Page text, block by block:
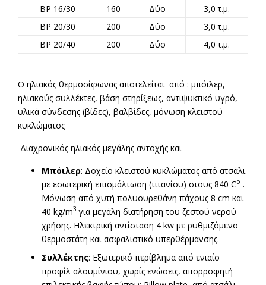
BP 16/30
160 Δύο
3,0 τ.μ.
BP 20/30
200 Δύο
3,0 τ.μ.
BP 20/40
200 Δύο 4,0 τ.μ.
Ο ηλιακός θερμοσίφωνας αποτελείται από : μπόιλερ,
ηλιακούς συλλέκτες, βάση στηρίξεως, αντιψυκτικό υγρό,
υλικά σύνδεσης (βίδες), βαλβίδες, μόνωση κλειστού
κυκλώματος
Διαχρονικός ηλιακός μεγάλης αντοχής και
Μπόιλερ: Δοχείο κλειστού κυκλώματος από ατσάλι
με εσωτερική επισμάλτωση (τιτανίου) στους 840 Co .
Μόνωση από χυτή πολυουρεθάνη πάχους 8 cm και
40 kg/m3 για μεγάλη διατήρηση του ζεστού νερού
χρήσης. Ηλεκτρική αντίσταση 4 kw με ρυθμιζόμενο
θερμοστάτη και ασφαλιστικό υπερθέρμανσης.
Συλλέκτης: Εξωτερικό περίβλημα από ενιαίο
προφίλ αλουμίνιου, χωρίς ενώσεις, απορροφητή